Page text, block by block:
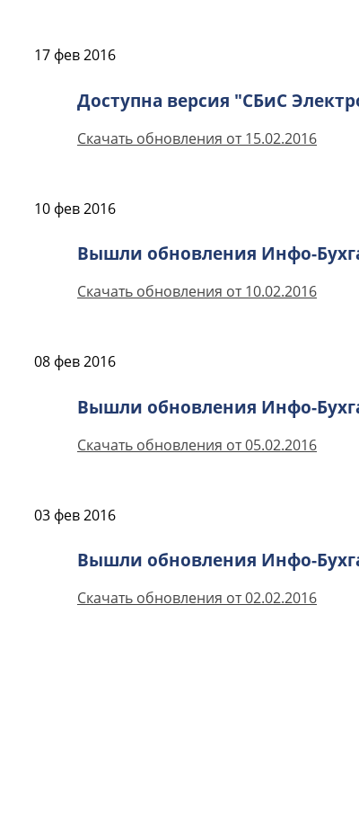
17 фев 2016
Доступна версия "СБиС
Скачать обновления от 15.02.2016
10 фев 2016
Вышли обновления Инфо-
Скачать обновления от 10.02.2016
08 фев 2016
Вышли обновления Инфо-
Скачать обновления от 05.02.2016
03 фев 2016
Вышли обновления Инфо-
Скачать обновления от 02.02.2016